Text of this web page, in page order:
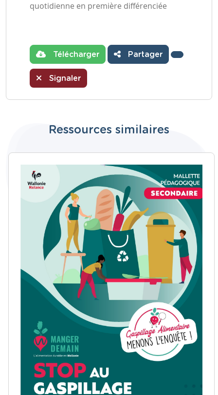
quotidienne en première différenciée
Télécharger Partager
Signaler
Ressources similaires